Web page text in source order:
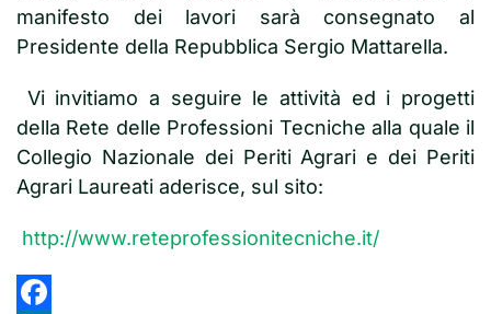
manifesto dei lavori sarà consegnato al
Presidente della Repubblica Sergio Mattarella.
Vi invitiamo a seguire le attività ed i progetti
della Rete delle Professioni Tecniche alla quale il
Collegio Nazionale dei Periti Agrari e dei Periti
Agrari Laureati aderisce, sul sito:
http://www.reteprofessionitecniche.it/